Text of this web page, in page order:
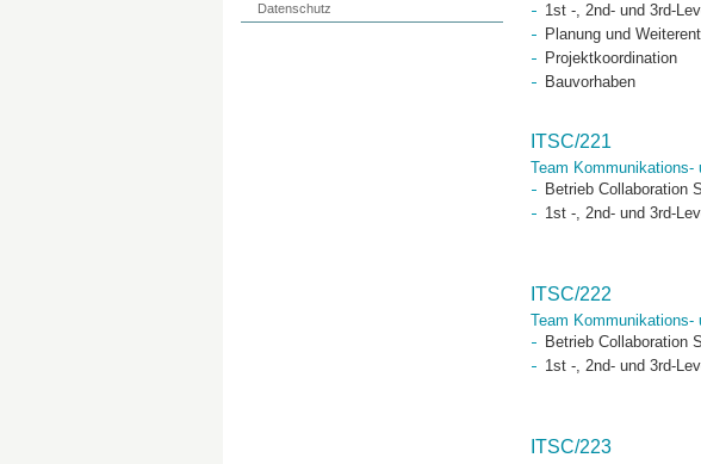
Datenschutz
1st -, 2nd- und 3rd-
Planung und
Projektkoordination
Bauvorhaben
ITSC/221
Team Kommunikations-
Betrieb Collaboration
1st -, 2nd- und 3rd-
ITSC/222
Team Kommunikations-
Betrieb Collaboration
1st -, 2nd- und 3rd-
ITSC/223